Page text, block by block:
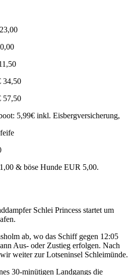
34,50
57,50
5,99€ inkl. Eisbergversicherung,
& böse Hunde EUR 5,00.
Schlei Princess startet um
ab, wo das Schiff gegen 12:05
Aus- oder Zustieg erfolgen. Nach
weiter zur Lotseninsel Schleimünde.
30-minütigen Landgangs die